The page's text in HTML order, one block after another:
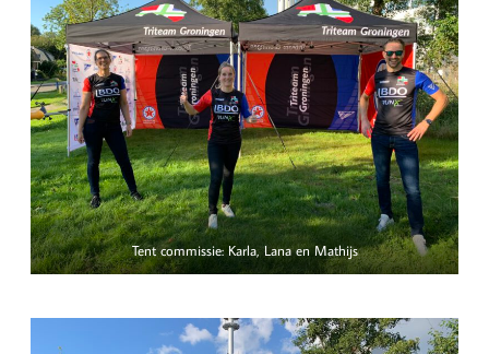
Tent commissie: Karla, Lana en Mathijs